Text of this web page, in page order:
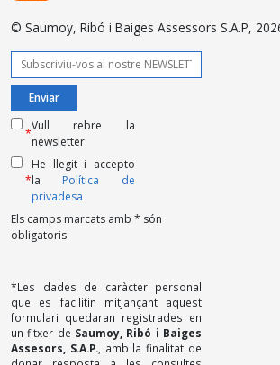
© Saumoy, Ribó i Baiges Assessors S.A.P,
Els camps marcats amb * són
obligatoris
*
Vull rebre la
newsletter
*
He llegit i accepto
la Política de
privadesa
*Les dades de caràcter personal
que es facilitin mitjançant aquest
formulari quedaran registrades en
un fitxer de Saumoy, Ribó i Baiges
Assesors, S.A.P., amb la finalitat de